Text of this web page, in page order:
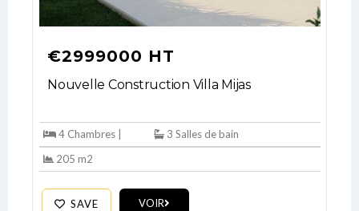
€2999000 HT
Nouvelle Construction Villa Mijas
4 Chambres |
3 Salles de bain
205 m2
SAVE VOIR